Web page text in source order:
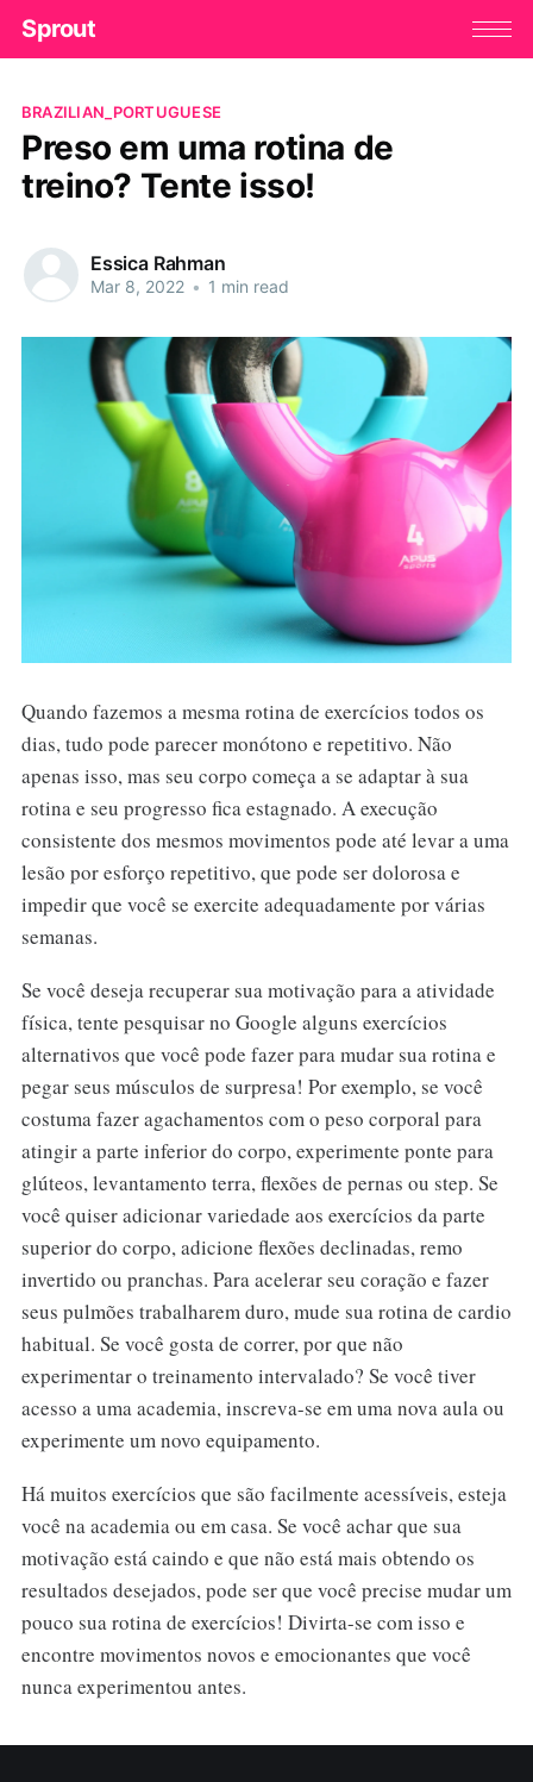
Sprout
BRAZILIAN_PORTUGUESE
Preso em uma rotina de
treino? Tente isso!
Essica Rahman
Mar 8, 2022 • 1 min read
Quando fazemos a mesma rotina de exercícios todos os
dias, tudo pode parecer monótono e repetitivo. Não
apenas isso, mas seu corpo começa a se adaptar à sua
rotina e seu progresso fica estagnado. A execução
consistente dos mesmos movimentos pode até levar a uma
lesão por esforço repetitivo, que pode ser dolorosa e
impedir que você se exercite adequadamente por várias
semanas.
Se você deseja recuperar sua motivação para a atividade
física, tente pesquisar no Google alguns exercícios
alternativos que você pode fazer para mudar sua rotina e
pegar seus músculos de surpresa! Por exemplo, se você
costuma fazer agachamentos com o peso corporal para
atingir a parte inferior do corpo, experimente ponte para
glúteos, levantamento terra, flexões de pernas ou step. Se
você quiser adicionar variedade aos exercícios da parte
superior do corpo, adicione flexões declinadas, remo
invertido ou pranchas. Para acelerar seu coração e fazer
seus pulmões trabalharem duro, mude sua rotina de cardio
habitual. Se você gosta de correr, por que não
experimentar o treinamento intervalado? Se você tiver
acesso a uma academia, inscreva-se em uma nova aula ou
experimente um novo equipamento.
Há muitos exercícios que são facilmente acessíveis, esteja
você na academia ou em casa. Se você achar que sua
motivação está caindo e que não está mais obtendo os
resultados desejados, pode ser que você precise mudar um
pouco sua rotina de exercícios! Divirta-se com isso e
encontre movimentos novos e emocionantes que você
nunca experimentou antes.